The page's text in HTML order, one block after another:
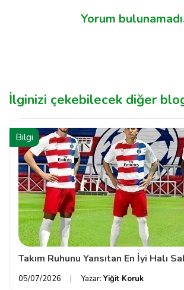
Yorum
İlginizi çekebilecek diğer
Bilgi
Takım Ruhunu Yansıtan En İyi Halı
05/07/2026 Yazar: Yiğit Koruk